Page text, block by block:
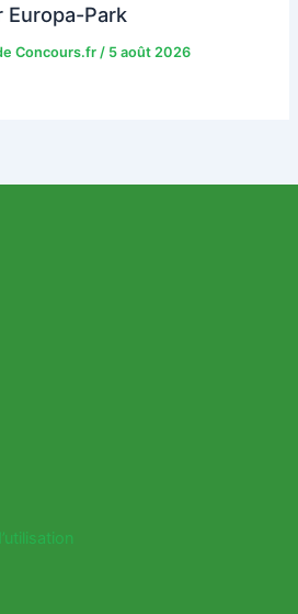
Europa-Park
Concours.fr/ 5 août 2026